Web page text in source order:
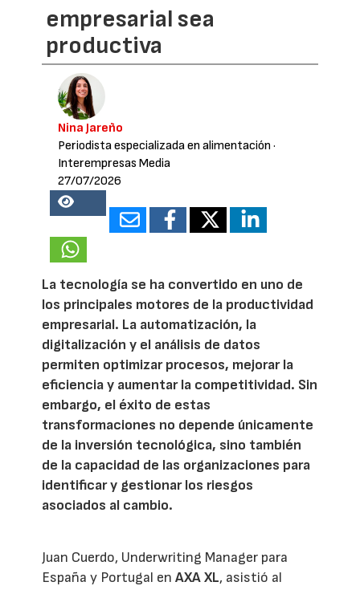
empresarial sea
productiva
Nina Jareño
Periodista especializada en alimentación ·
Interempresas Media
27/07/2026
15821
La tecnología se ha convertido en uno de
los principales motores de la productividad
empresarial. La automatización, la
digitalización y el análisis de datos
permiten optimizar procesos, mejorar la
eficiencia y aumentar la competitividad. Sin
embargo, el éxito de estas
transformaciones no depende únicamente
de la inversión tecnológica, sino también
de la capacidad de las organizaciones para
identificar y gestionar los riesgos
asociados al cambio.
Juan Cuerdo, Underwriting Manager para
España y Portugal enAXA XL, asistió al